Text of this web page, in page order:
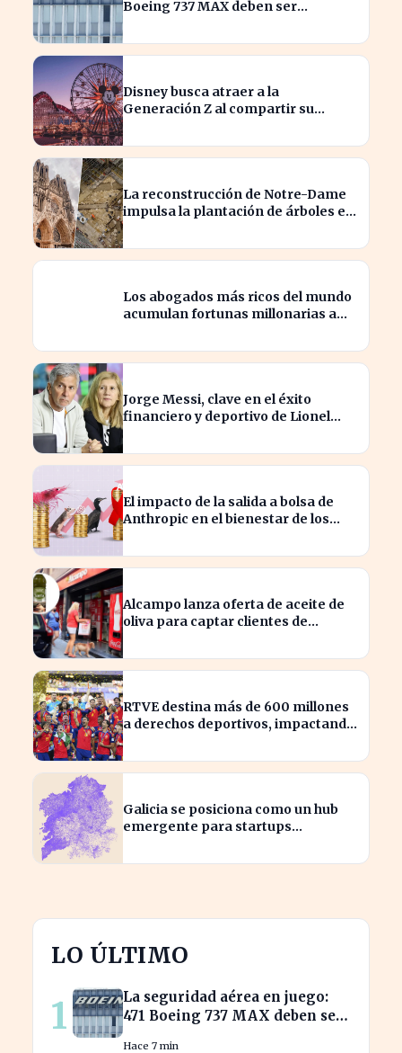
Boeing 737 MAX deben ser
Disney busca atraer a la
Generación Z al compartir su
La reconstrucción de Notre-Dame
impulsa la plantación de árboles en
Los abogados más ricos del mundo
acumulan fortunas millonarias a
Jorge Messi, clave en el éxito
financiero y deportivo de Lionel
El impacto de la salida a bolsa de
Anthropic en el bienestar de los
Alcampo lanza oferta de aceite de
oliva para captar clientes de
RTVE destina más de 600 millones
a derechos deportivos, impactando
Galicia se posiciona como un hub
emergente para startups
LO ÚLTIMO
1
La seguridad aérea en juego:
471 Boeing 737 MAX deben ser
Hace 7 min